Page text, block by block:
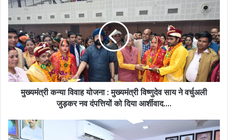
कन्या
विवाह
योजना
:
मुख्यमंत्री
विष्णुदेव
साय
ने
वर्चुअली
दंपत्तियों
को
मुख्यमंत्री कन्या विवाह योजना : मुख्यमंत्री विष्णुदेव साय ने वर्चुअली
जुड़कर नव दंपत्तियों को दिया आर्शीवाद….
अब
राजस्व